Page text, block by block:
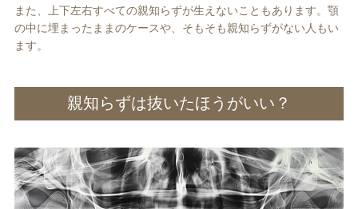
また、上下左右すべての親知らずが生えないこともあります。顎
の中に埋まったままのケースや、そもそも親知らずがない人もい
ます。
親知らずは抜いたほうがいい？